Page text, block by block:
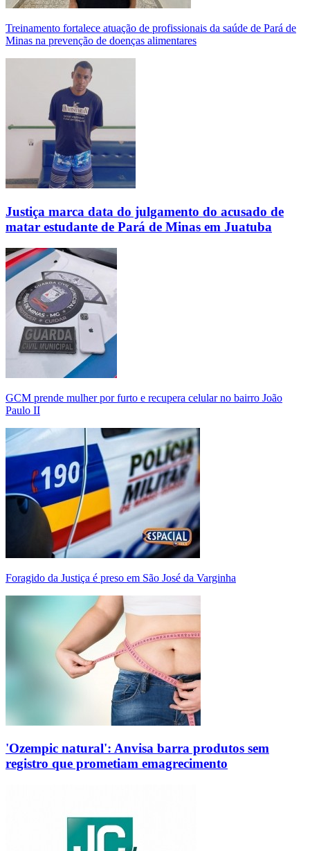
Treinamento fortalece atuação de profissionais da saúde de Pará de
Minas na prevenção de doenças alimentares
Justiça marca data do julgamento do acusado de
matar estudante de Pará de Minas em Juatuba
GCM prende mulher por furto e recupera celular no bairro João
Paulo II
Foragido da Justiça é preso em São José da Varginha
'Ozempic natural': Anvisa barra produtos sem
registro que prometiam emagrecimento